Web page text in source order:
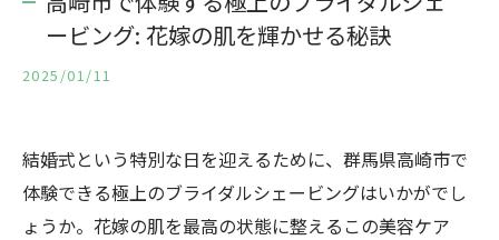
ービング: 花嫁の肌を輝かせる秘訣
2025/01/11
結婚式という特別な日を迎えるために、群馬県高崎市で
体験できる極上のブライダルシェービングはいかがでし
ょうか。花嫁の肌を最高の状態に整えるこの美容ケア